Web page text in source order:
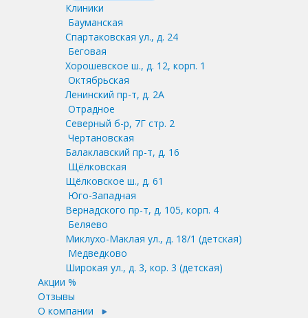
Клиники
Бауманская
Спартаковская ул., д. 24
Беговая
Хорошевское ш., д. 12, корп. 1
Октябрьская
Ленинский пр-т, д. 2А
Отрадное
Северный б-р, 7Г стр. 2
Чертановская
Балаклавский пр-т, д. 16
Щёлковская
Щёлковское ш., д. 61
Юго-Западная
Вернадского пр-т, д. 105, корп. 4
Беляево
Миклухо-Маклая ул., д. 18/1 (детская)
Медведково
Широкая ул., д. 3, кор. 3 (детская)
Акции %
Отзывы
О компании